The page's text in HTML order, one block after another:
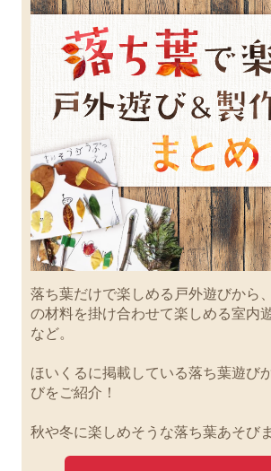
落ち葉だけで楽しめる戸外遊びから
の材料を掛け合わせて楽しめる室内
など。
ほいくるに掲載している落ち葉遊び
びをご紹介！
秋や冬に楽しめそうな落ち葉あそび